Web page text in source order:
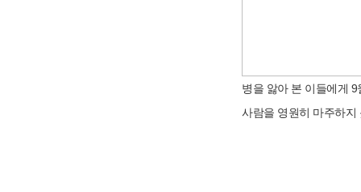
병을 앓아 본 이들에게
사람을 영원히 마주하지